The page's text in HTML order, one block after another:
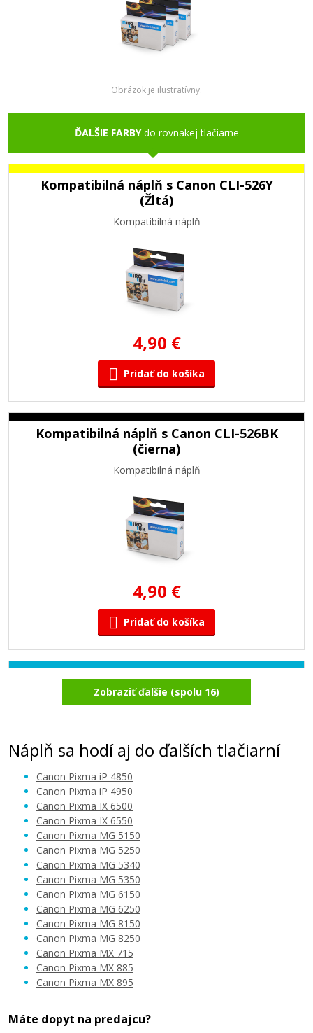
Obrázok je ilustratívny.
ĎALŠIE FARBYdo rovnakej tlačiarne
Kompatibilná náplň s Canon CLI-526Y
(Žltá)
Kompatibilná náplň
4,90 €
Pridať do košíka
Kompatibilná náplň s Canon CLI-526BK
(čierna)
Kompatibilná náplň
4,90 €
Pridať do košíka
Kompatibilná náplň s Canon CLI-526C
(Azúrová)
4,90 €
Pridať do košíka
Kompatibilná náplň s Canon CLI-526M
(Purpurová)
Kompatibilná náplň
Zobraziť ďalšie (spolu 16)
Náplň sa hodí aj do ďalších tlačiarní
Canon Pixma iP 4850
Canon Pixma iP 4950
Canon Pixma IX 6500
Canon Pixma IX 6550
Canon Pixma MG 5150
Canon Pixma MG 5250
Canon Pixma MG 5340
Canon Pixma MG 5350
Canon Pixma MG 6150
Canon Pixma MG 6250
Canon Pixma MG 8150
Canon Pixma MG 8250
Canon Pixma MX 715
Canon Pixma MX 885
Canon Pixma MX 895
Máte dopyt na predajcu?